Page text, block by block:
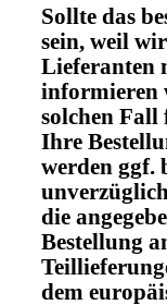
Sollte das
sein, weil
Lieferanten
informieren
solchen Fall
Ihre
werden ggf.
die
Bestellung
dem